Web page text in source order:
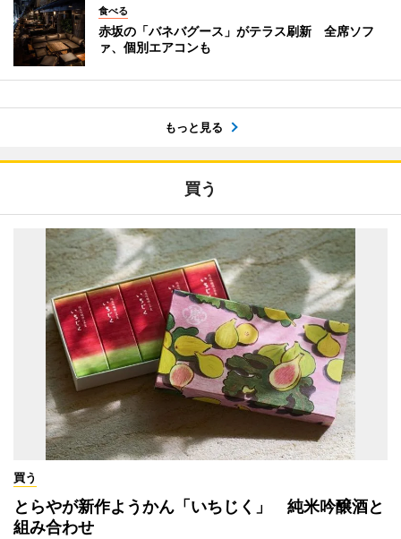
食べる
赤坂の「バネバグース」がテラス刷新 全席ソフ
ァ、個別エアコンも
もっと見る
買う
買う
とらやが新作ようかん「いちじく」 純米吟醸酒と
組み合わせ